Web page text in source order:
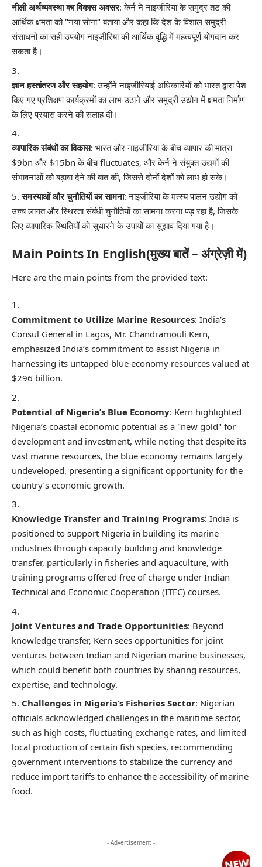
नीली अर्थव्यवस्था का विकास अवसर: केर्न ने नाइजीरिया के समुद्र तट की
आर्थिक क्षमता को "नया सोना" बताया और कहा कि देश के विशाल समुद्री
संसाधनों का सही उपयोग नाइजीरिया की आर्थिक वृद्धि में महत्वपूर्ण योगदान कर
सकता है।
ज्ञान हस्तांतरण और सहयोग: उन्होंने नाइजीरियाई अधिकारियों को भारत द्वारा पेश
किए गए प्रशिक्षण कार्यक्रमों का लाभ उठाने और समुद्री उद्योग में क्षमता निर्माण
के लिए प्रयास करने की सलाह दी।
व्यापारिक संबंधों का विकास: भारत और नाइजीरिया के बीच व्यापार की मात्रा
$9bn और $15bn के बीच fluctuates, और केर्न ने संयुक्त उद्यमों की
संभावनाओं को बढ़ावा देने की बात की, जिससे दोनों देशों को लाभ हो सके।
समस्याओं और चुनौतियों का सामना: नाइजीरिया के मत्स्य पालन उद्योग को
उच्च लागत और स्थिरता संबंधी चुनौतियों का सामना करना पड़ रहा है, जिसके
लिए व्यापारिक स्थितियों को सुधारने के उपायों का सुझाव दिया गया है।
Main Points In English(मुख्य बातें – अंग्रेज़ी में)
Here are the main points from the provided text:
Commitment to Utilize Marine Resources: India’s
Consul General in Lagos, Mr. Chandramouli Kern,
emphasized India’s commitment to assist Nigeria in
harnessing its untapped blue economy resources valued at
$296 billion.
Potential of Nigeria’s Blue Economy: Kern highlighted
Nigeria’s coastal economic potential as a "new gold" for
development and investment, while noting that despite its
vast marine resources, the blue economy remains largely
undeveloped, presenting a significant opportunity for the
country’s economic growth.
Knowledge Transfer and Training Programs: India is
positioned to support Nigeria in building its marine
industries through capacity building and knowledge
transfer, particularly in fisheries and aquaculture, with
training programs offered free of charge under Indian
Technical and Economic Cooperation (ITEC) courses.
Joint Ventures and Trade Opportunities: Beyond
knowledge transfer, Kern sees opportunities for joint
ventures between Indian and Nigerian marine businesses,
which could benefit both countries by sharing resources,
expertise, and technology.
Challenges in Nigeria’s Fisheries Sector: Nigerian
officials acknowledged challenges in the maritime sector,
such as high costs, fluctuating exchange rates, and limited
local production of certain fish species, recommending
government interventions to stabilize the currency and
reduce import tariffs to enhance the accessibility of marine
food.
- Advertisement -